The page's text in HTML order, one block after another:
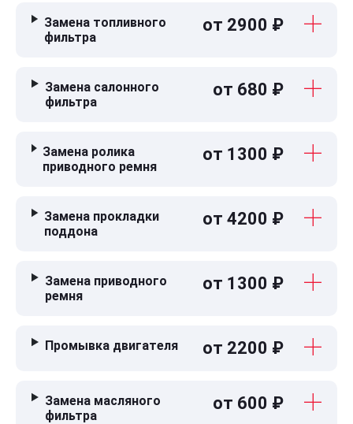
Замена топливного
фильтра
от 2900 ₽
Замена салонного
фильтра
от 680 ₽
Замена ролика
приводного ремня
от 1300 ₽
Замена прокладки
поддона
от 4200 ₽
Замена приводного
ремня
от 1300 ₽
Промывка двигателя от 2200 ₽
Замена масляного
фильтра
от 600 ₽